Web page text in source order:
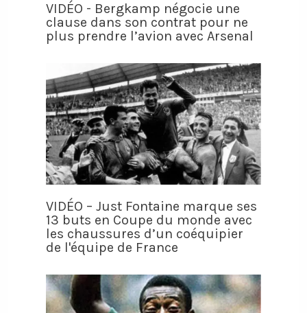
VIDÉO - Bergkamp négocie une
clause dans son contrat pour ne
plus prendre l’avion avec Arsenal
VIDÉO – Just Fontaine marque ses
13 buts en Coupe du monde avec
les chaussures d’un coéquipier
de l'équipe de France